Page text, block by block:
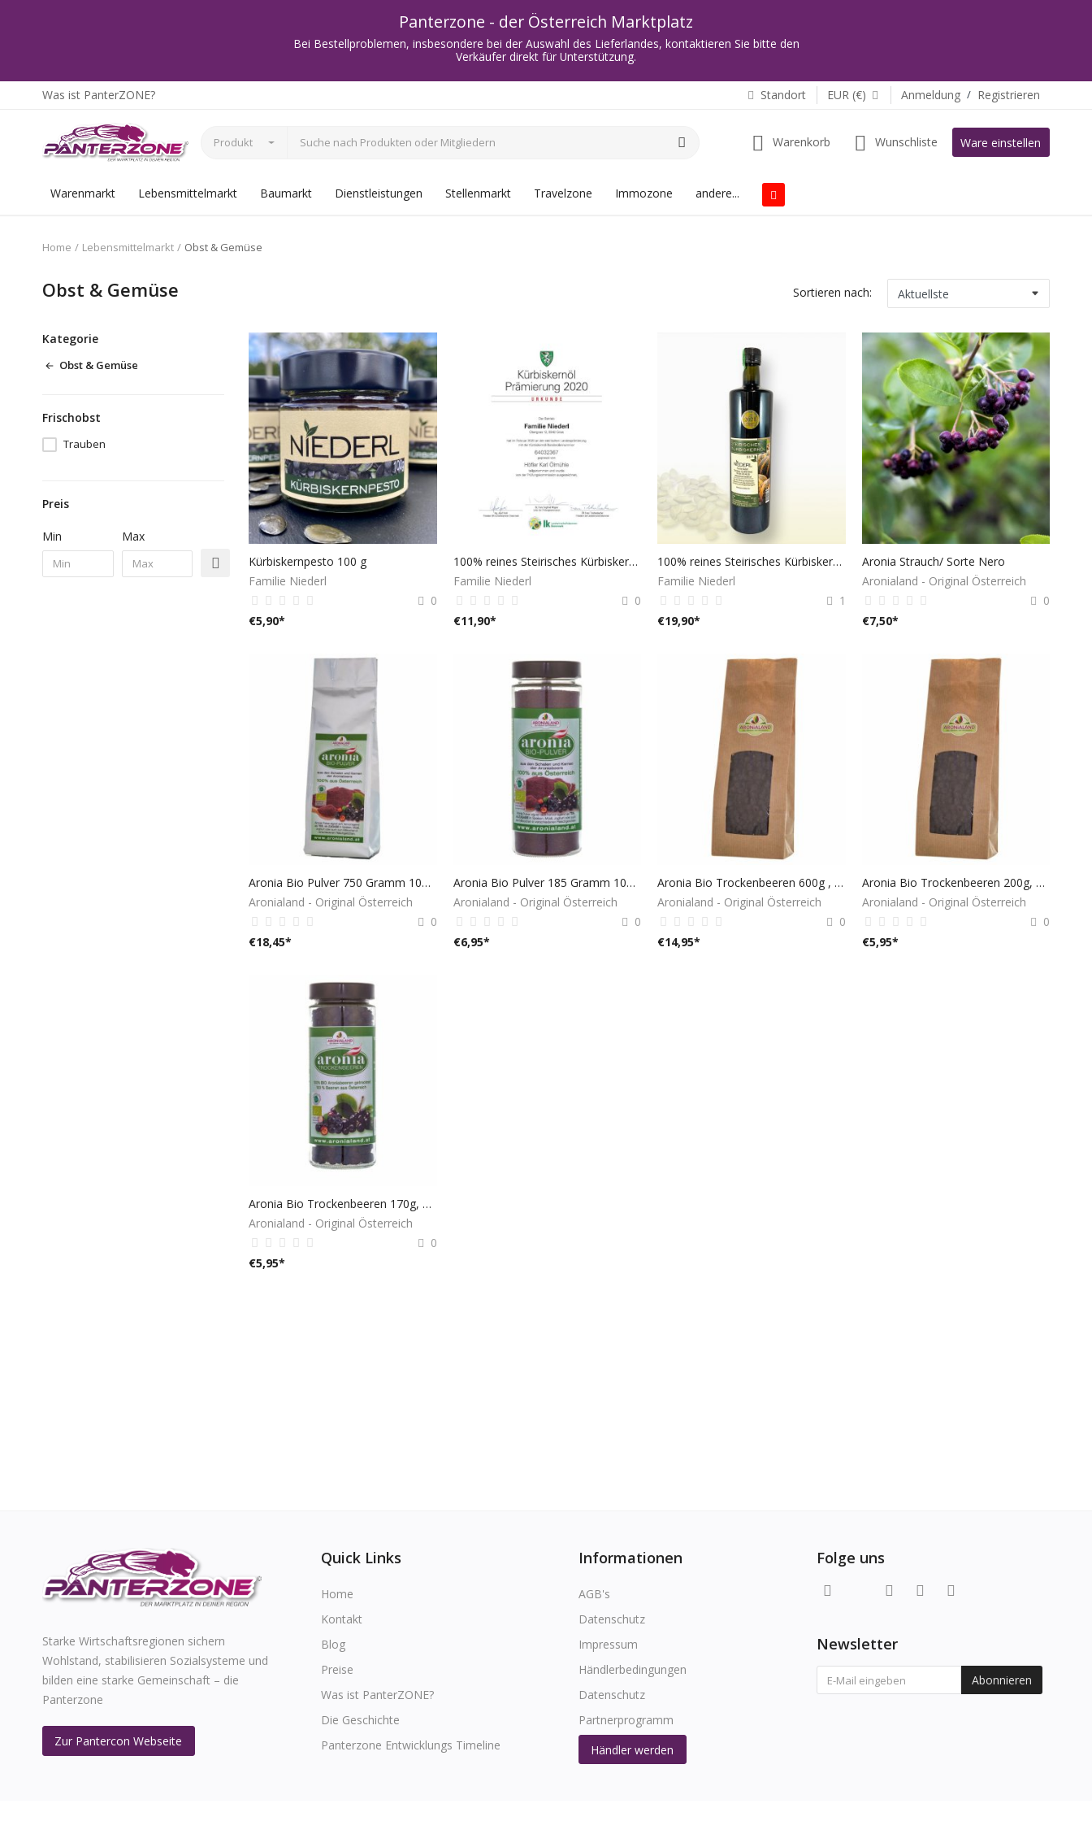
Panterzone - der Österreich Marktplatz
Bei Bestellproblemen, insbesondere bei der Auswahl des Lieferlandes, kontaktieren Sie bitte den
Verkäufer direkt für Unterstützung.
Was ist PanterZONE? Standort EUR (€) Anmeldung / Registrieren
Produkt Warenkorb Wunschliste Ware einstellen
Warenmarkt Lebensmittelmarkt Baumarkt Dienstleistungen Stellenmarkt Travelzone Immozone andere...
Home Lebensmittelmarkt Obst & Gemüse
Obst & Gemüse Sortieren nach:
Kategorie
Obst & Gemüse
Frischobst
Trauben
Preis
Min
Max
Kürbiskernpesto 100 g
Familie Niederl
0
€5,90*
100% reines Steirisches Kürbiskernöl g.g.A. 500 ml
Familie Niederl
0
€11,90*
100% reines Steirisches Kürbiskernöl 1000 ml
Familie Niederl
1
€19,90*
Aronia Strauch/ Sorte Nero
Aronialand - Original Österreich
0
€7,50*
Aronia Bio Pulver 750 Gramm 100% aus Österreich
Aronialand - Original Österreich
0
€18,45*
Aronia Bio Pulver 185 Gramm 100% aus Österreich
Aronialand - Original Österreich
0
€6,95*
Aronia Bio Trockenbeeren 600g , 100% aus Österreich
Aronialand - Original Österreich
0
€14,95*
Aronia Bio Trockenbeeren 200g, 100% aus Österreich
Aronialand - Original Österreich
0
€5,95*
Aronia Bio Trockenbeeren 170g, 100% aus Österreich
Aronialand - Original Österreich
0
€5,95*
Starke Wirtschaftsregionen sichern
Wohlstand, stabilisieren Sozialsysteme und
bilden eine starke Gemeinschaft – die
Panterzone
Zur Pantercon Webseite
Quick Links
Home
Kontakt
Blog
Preise
Was ist PanterZONE?
Die Geschichte
Panterzone Entwicklungs Timeline
Informationen
AGB's
Datenschutz
Impressum
Händlerbedingungen
Datenschutz
Partnerprogramm
Händler werden
Folge uns
Newsletter
Abonnieren